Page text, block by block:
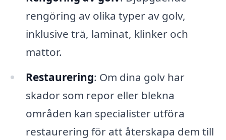
rengöring av olika typer av golv,
inklusive trä, laminat, klinker och
mattor.
Restaurering: Om dina golv har
skador som repor eller blekna
områden kan specialister utföra
restaurering för att återskapa dem till